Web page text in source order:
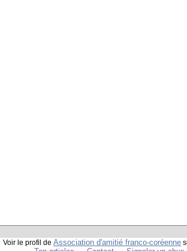
Voir le profil de Association d'amitié franco-coréenne